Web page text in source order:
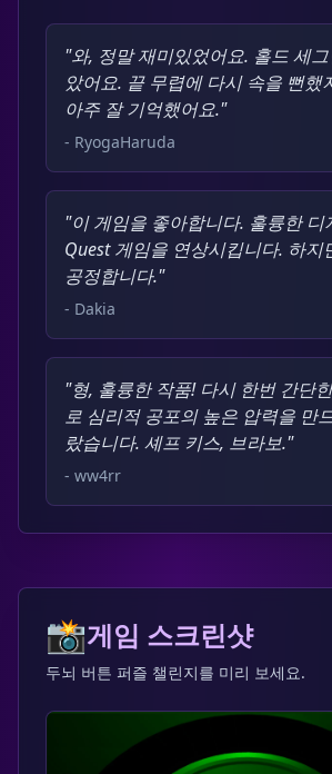
"와, 정말 재미있었어요. 홀드 세
았어요. 끝 무렵에 다시 속을 뻔했
아주 잘 기억했어요."
- RyogaHaruda
"이 게임을 좋아합니다. 훌륭한 디
Quest 게임을 연상시킵니다. 하지
공정합니다."
- Dakia
"형, 훌륭한 작품! 다시 한번 간단
로 심리적 공포의 높은 압력을 만
랐습니다. 셰프 키스, 브라보."
- ww4rr
📸게임 스크린샷
두뇌 버튼 퍼즐 챌린지를 미리 보세요.